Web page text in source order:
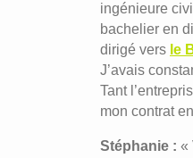
ingénieure
bachelier en
dirigé vers le
J’avais
Tant
mon contrat
Stéphanie : «